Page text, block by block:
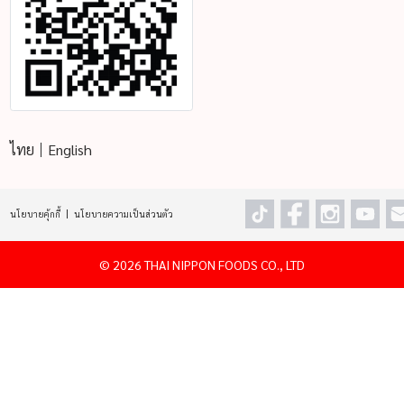
ไทย English
นโยบายคุ้กกี้ นโยบายความเป็นส่วนตัว
© 2026 THAI NIPPON FOODS CO., LTD